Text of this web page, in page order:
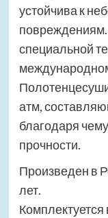
устойчива к
специальной
атм,
благодаря
прочности.
Произведен в
лет.